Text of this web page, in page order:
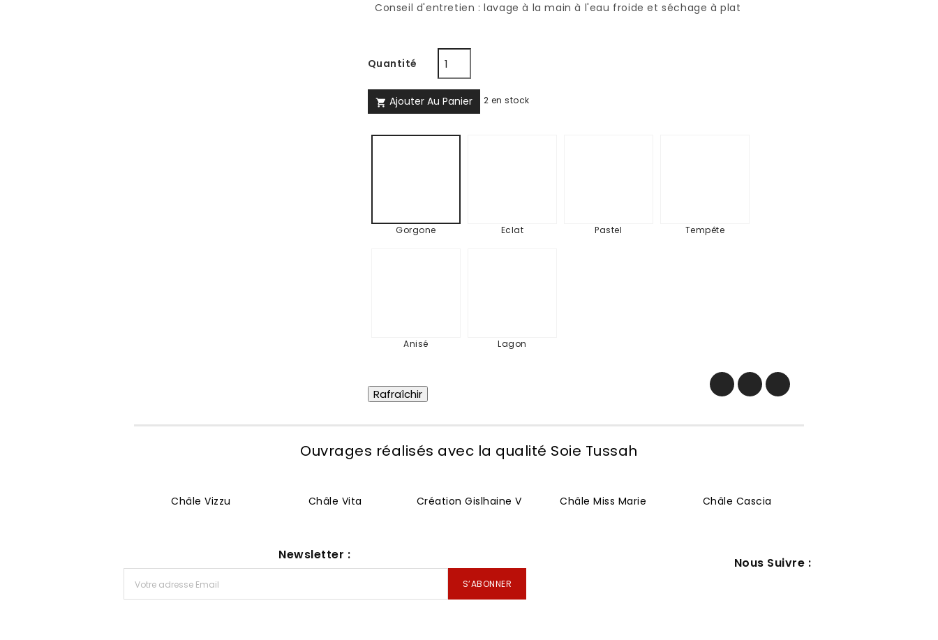
Conseil d'entretien : lavage à la main à l'eau froide et séchage à plat
Quantité
 Ajouter Au Panier 2 en stock
Gorgone
Gorgone Eclat Pastel
Tempête
Anisé Lagon
Ouvrages réalisés avec la qualité Soie Tussah
Châle Vizzu Châle Vita Création Gislhaine V Châle Miss Marie Châle Cascia
Newsletter :
Nous Suivre :